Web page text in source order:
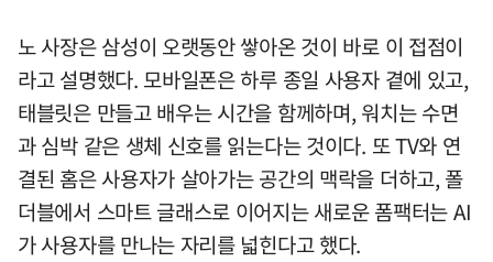
노 사장은 삼성이 오랫동안 쌓아온 것이 바로 이 접점이
라고 설명했다. 모바일폰은 하루 종일 사용자 곁에 있고,
태블릿은 만들고 배우는 시간을 함께하며, 워치는 수면
과 심박 같은 생체 신호를 읽는다는 것이다. 또 TV와 연
결된 홈은 사용자가 살아가는 공간의 맥락을 더하고, 폴
더블에서 스마트 글래스로 이어지는 새로운 폼팩터는 AI
가 사용자를 만나는 자리를 넓힌다고 했다.